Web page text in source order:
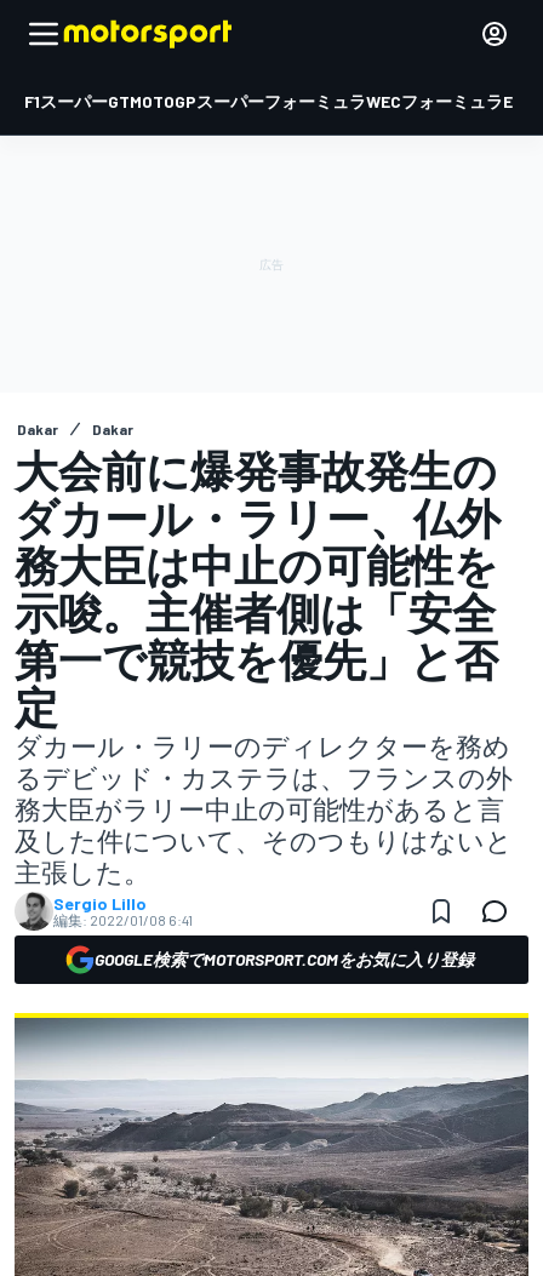
F1スーパーGTMOTOGPスーパーフォーミュラWECフォーミュラE
Dakar Dakar
大会前に爆発事故発生の
ダカール・ラリー、仏外
務大臣は中止の可能性を
示唆。主催者側は「安全
第一で競技を優先」と否
定
ダカール・ラリーのディレクターを務め
るデビッド・カステラは、フランスの外
務大臣がラリー中止の可能性があると言
及した件について、そのつもりはないと
主張した。
Sergio Lillo
編集: 2022/01/08 6:41
GOOGLE検索でMOTORSPORT.COMをお気に入り登録